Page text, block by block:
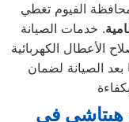
الفيوم تغطي
. خدمات الصيانة
الأعطال الكهربائية
بعد الصيانة لضمان
هيتاشي في